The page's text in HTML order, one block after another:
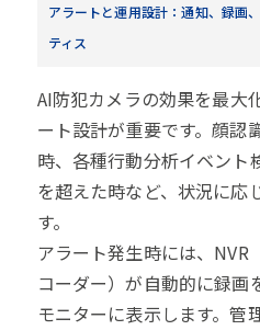
アラートと運用設計：通知、録画
ティス
AI防犯カメラの効果を最大
ート設計が重要です。顔認
時、各種行動分析イベント
を超えた時など、状況に応
す。
アラート発生時には、NVR
コーダー）が自動的に録画
モニターに表示します。管